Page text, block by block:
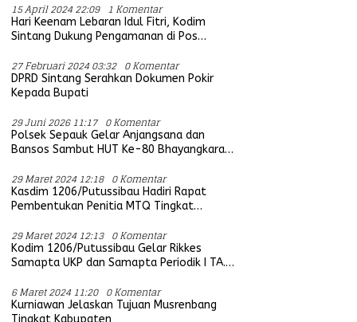
15 April 2024 22:09 1 Komentar
Hari Keenam Lebaran Idul Fitri, Kodim
Sintang Dukung Pengamanan di Pos
27 Februari 2024 03:32 0 Komentar
DPRD Sintang Serahkan Dokumen Pokir
Kepada Bupati
29 Juni 2026 11:17 0 Komentar
Polsek Sepauk Gelar Anjangsana dan
Bansos Sambut HUT Ke-80 Bhayangkara
29 Maret 2024 12:18 0 Komentar
Kasdim 1206/Putussibau Hadiri Rapat
Pembentukan Penitia MTQ Tingkat
29 Maret 2024 12:13 0 Komentar
Kodim 1206/Putussibau Gelar Rikkes
Samapta UKP dan Samapta Periodik I TA.
6 Maret 2024 11:20 0 Komentar
Kurniawan Jelaskan Tujuan Musrenbang
Tingkat Kabupaten